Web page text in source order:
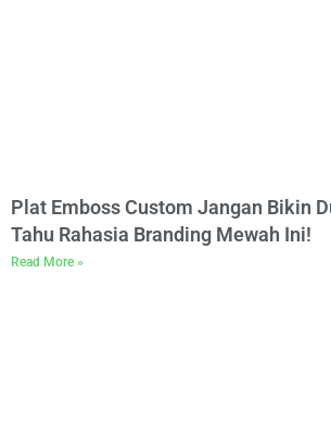
Plat Emboss Custom Jangan Bikin
Tahu Rahasia Branding Mewah Ini!
Read More »